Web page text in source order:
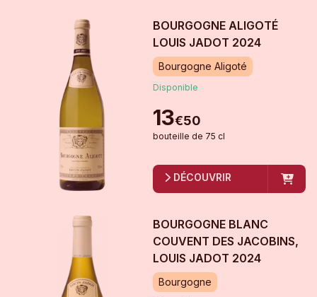
BOURGOGNE ALIGOTÉ
LOUIS JADOT 2024
Bourgogne Aligoté
Disponible
13€50
bouteille de 75 cl
DÉCOUVRIR
BOURGOGNE BLANC
COUVENT DES JACOBINS,
LOUIS JADOT 2024
Bourgogne